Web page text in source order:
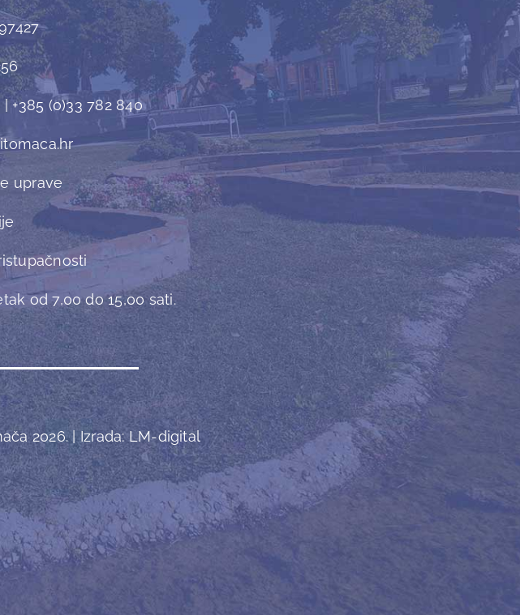
+385 (0)33 782 840
uprave
od 7,00 do 15,00 sati.
2026. | Izrada:LM-digital